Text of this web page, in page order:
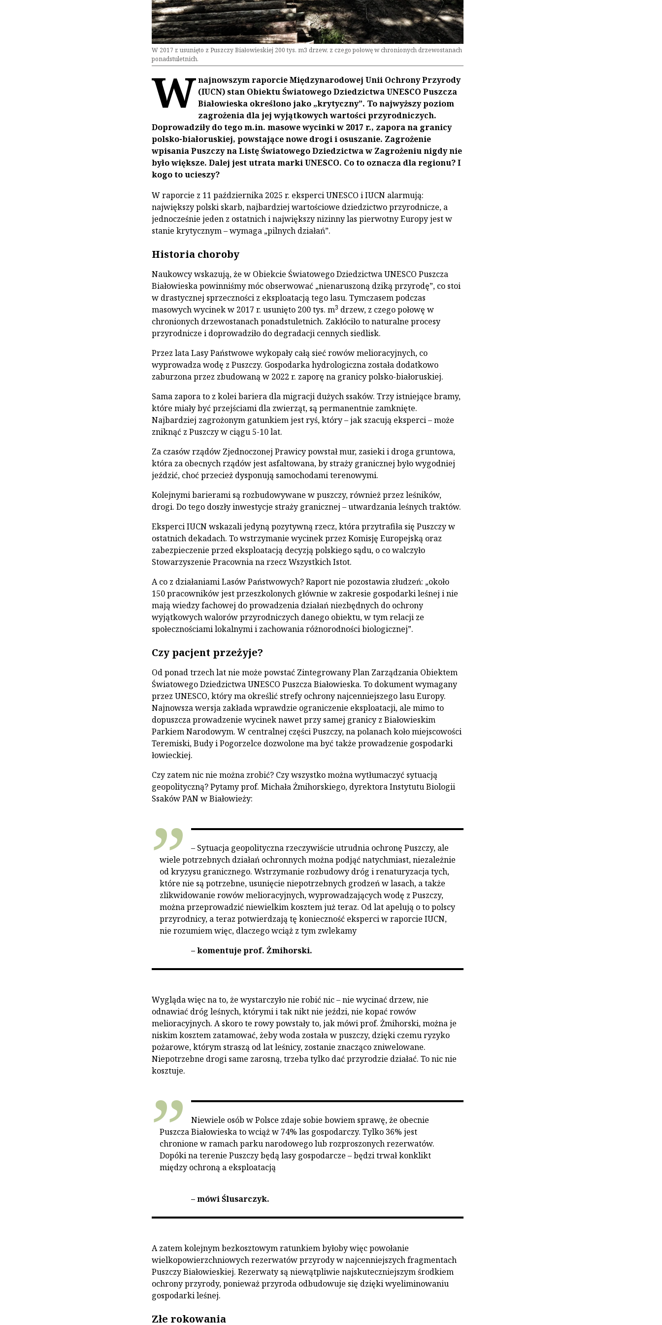
W 2017 r. usunięto z Puszczy Białowieskiej 200 tys. m3 drzew, z czego połowę w chronionych drzewostanach
ponadstuletnich.
Wnajnowszym raporcie Międzynarodowej Unii Ochrony Przyrody
(IUCN) stan Obiektu Światowego Dziedzictwa UNESCO Puszcza
Białowieska określono jako „krytyczny”. To najwyższy poziom
zagrożenia dla jej wyjątkowych wartości przyrodniczych.
Doprowadziły do tego m.in. masowe wycinki w 2017 r., zapora na granicy
polsko-białoruskiej, powstające nowe drogi i osuszanie. Zagrożenie
wpisania Puszczy na Listę Światowego Dziedzictwa w Zagrożeniu nigdy nie
było większe. Dalej jest utrata marki UNESCO. Co to oznacza dla regionu? I
kogo to ucieszy?
W raporcie z 11 października 2025 r. eksperci UNESCO i IUCN alarmują:
największy polski skarb, najbardziej wartościowe dziedzictwo przyrodnicze, a
jednocześnie jeden z ostatnich i największy nizinny las pierwotny Europy jest w
stanie krytycznym – wymaga „pilnych działań”.
Historia choroby
Naukowcy wskazują, że w Obiekcie Światowego Dziedzictwa UNESCO Puszcza
Białowieska powinniśmy móc obserwować „nienaruszoną dziką przyrodę”, co stoi
w drastycznej sprzeczności z eksploatacją tego lasu. Tymczasem podczas
masowych wycinek w 2017 r. usunięto 200 tys. m3 drzew, z czego połowę w
chronionych drzewostanach ponadstuletnich. Zakłóciło to naturalne procesy
przyrodnicze i doprowadziło do degradacji cennych siedlisk.
Przez lata Lasy Państwowe wykopały całą sieć rowów melioracyjnych, co
wyprowadza wodę z Puszczy. Gospodarka hydrologiczna została dodatkowo
zaburzona przez zbudowaną w 2022 r. zaporę na granicy polsko-białoruskiej.
Sama zapora to z kolei bariera dla migracji dużych ssaków. Trzy istniejące bramy,
które miały być przejściami dla zwierząt, są permanentnie zamknięte.
Najbardziej zagrożonym gatunkiem jest ryś, który – jak szacują eksperci – może
zniknąć z Puszczy w ciągu 5-10 lat.
Za czasów rządów Zjednoczonej Prawicy powstał mur, zasieki i droga gruntowa,
która za obecnych rządów jest asfaltowana, by straży granicznej było wygodniej
jeździć, choć przecież dysponują samochodami terenowymi.
Kolejnymi barierami są rozbudowywane w puszczy, również przez leśników,
drogi. Do tego doszły inwestycje straży granicznej – utwardzania leśnych traktów.
Eksperci IUCN wskazali jedyną pozytywną rzecz, która przytrafiła się Puszczy w
ostatnich dekadach. To wstrzymanie wycinek przez Komisję Europejską oraz
zabezpieczenie przed eksploatacją decyzją polskiego sądu, o co walczyło
Stowarzyszenie Pracownia na rzecz Wszystkich Istot.
A co z działaniami Lasów Państwowych? Raport nie pozostawia złudzeń: „około
150 pracowników jest przeszkolonych głównie w zakresie gospodarki leśnej i nie
mają wiedzy fachowej do prowadzenia działań niezbędnych do ochrony
wyjątkowych walorów przyrodniczych danego obiektu, w tym relacji ze
społecznościami lokalnymi i zachowania różnorodności biologicznej”.
Czy pacjent przeżyje?
Od ponad trzech lat nie może powstać Zintegrowany Plan Zarządzania Obiektem
Światowego Dziedzictwa UNESCO Puszcza Białowieska. To dokument wymagany
przez UNESCO, który ma określić strefy ochrony najcenniejszego lasu Europy.
Najnowsza wersja zakłada wprawdzie ograniczenie eksploatacji, ale mimo to
dopuszcza prowadzenie wycinek nawet przy samej granicy z Białowieskim
Parkiem Narodowym. W centralnej części Puszczy, na polanach koło miejscowości
Teremiski, Budy i Pogorzelce dozwolone ma być także prowadzenie gospodarki
łowieckiej.
Czy zatem nic nie można zrobić? Czy wszystko można wytłumaczyć sytuacją
geopolityczną? Pytamy prof. Michała Żmihorskiego, dyrektora Instytutu Biologii
Ssaków PAN w Białowieży:
– Sytuacja geopolityczna rzeczywiście utrudnia ochronę Puszczy, ale
wiele potrzebnych działań ochronnych można podjąć natychmiast, niezależnie
od kryzysu granicznego. Wstrzymanie rozbudowy dróg i renaturyzacja tych,
które nie są potrzebne, usunięcie niepotrzebnych grodzeń w lasach, a także
zlikwidowanie rowów melioracyjnych, wyprowadzających wodę z Puszczy,
można przeprowadzić niewielkim kosztem już teraz. Od lat apelują o to polscy
przyrodnicy, a teraz potwierdzają tę konieczność eksperci w raporcie IUCN,
nie rozumiem więc, dlaczego wciąż z tym zwlekamy
– komentuje prof. Żmihorski.
Wygląda więc na to, że wystarczyło nie robić nic – nie wycinać drzew, nie
odnawiać dróg leśnych, którymi i tak nikt nie jeździ, nie kopać rowów
melioracyjnych. A skoro te rowy powstały to, jak mówi prof. Żmihorski, można je
niskim kosztem zatamować, żeby woda została w puszczy, dzięki czemu ryzyko
pożarowe, którym straszą od lat leśnicy, zostanie znacząco zniwelowane.
Niepotrzebne drogi same zarosną, trzeba tylko dać przyrodzie działać. To nic nie
kosztuje.
Niewiele osób w Polsce zdaje sobie bowiem sprawę, że obecnie
Puszcza Białowieska to wciąż w 74% las gospodarczy. Tylko 36% jest
chronione w ramach parku narodowego lub rozproszonych rezerwatów.
Dopóki na terenie Puszczy będą lasy gospodarcze – będzi trwał konklikt
między ochroną a eksploatacją
– mówi Ślusarczyk.
A zatem kolejnym bezkosztowym ratunkiem byłoby więc powołanie
wielkopowierzchniowych rezerwatów przyrody w najcenniejszych fragmentach
Puszczy Białowieskiej. Rezerwaty są niewątpliwie najskuteczniejszym środkiem
ochrony przyrody, ponieważ przyroda odbudowuje się dzięki wyeliminowaniu
gospodarki leśnej.
Złe rokowania